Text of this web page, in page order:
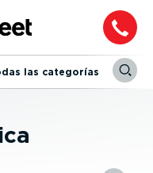
las categorías